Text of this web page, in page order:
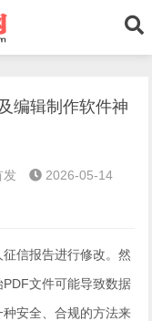
编辑制作软件神
发
2026-05-14
信报告进行修改。然
文件可能导致数据
安全、合规的方法来